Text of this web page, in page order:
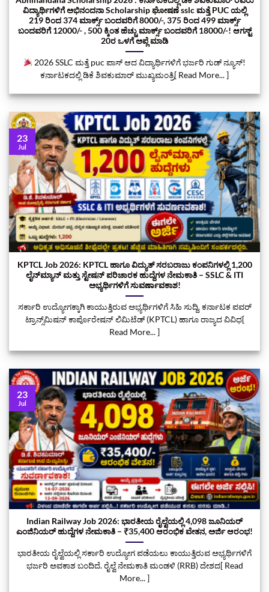
ವಿದ್ಯಾರ್ಥಿಗಳಿಗೆ ಅಭಿನಂದನಾ Scholarship ಘೋಷಣೆ sslc ಮತ್ತೆ PUC ಯಲ್ಲಿ
219 ರಿಂದ 374 ಮಾರ್ಕ್ಸ್‌ ಬಂದವರಿಗೆ 8000/-, 375 ರಿಂದ 499 ಮಾರ್ಕ್ಸ್‌
ಬಂದವರಿಗೆ 12000/- , 500 ಕ್ಕಿಂತ ಹೆಚ್ಚು ಮಾರ್ಕ್ಸ್‌ ಬಂದವರಿಗೆ 18000/-! ಆಗಸ್ಟ್‌
20ರ ಒಳಗೆ ಅಪ್ಲೆ ಮಾಡಿ
2026 SSLC ಮತ್ತೆ puc ಪಾಸ್ ಆದ ವಿದ್ಯಾರ್ಥಿಗಳಿಗೆ ಭರ್ಜರಿ ಗುಡ್ ನ್ಯೂಸ್!
ಕರ್ನಾಟಕದಲ್ಲಿ ಡಿಕೆ ಶಿವಕುಮಾರ್‌ ಮುಖ್ಯಮಂತ್ರಿ[ Read More... ]
KPTCL Job 2026: KPTCL ಹಾಗೂ ವಿದ್ಯುತ್ ಸರಬರಾಜು ಕಂಪನಿಗಳಲ್ಲಿ 1,200
ಲೈನ್‌ಮ್ಯಾನ್‌ ಮತ್ತು ಸ್ಟೇಷನ್ ಪರಿಚಾರಕ ಹುದ್ದೆಗಳ ನೇಮಕಾತಿ – SSLC & ITI
ಅಭ್ಯರ್ಥಿಗಳಿಗೆ ಸುವರ್ಣಾವಕಾಶ!
ಸರ್ಕಾರಿ ಉದ್ಯೋಗಕ್ಕಾಗಿ ಕಾಯುತ್ತಿರುವ ಅಭ್ಯರ್ಥಿಗಳಿಗೆ ಸಿಹಿ ಸುದ್ದಿ. ಕರ್ನಾಟಕ ಪವರ್
ಟ್ರಾನ್ಸ್‌ಮಿಷನ್ ಕಾರ್ಪೊರೇಷನ್ ಲಿಮಿಟೆಡ್ (KPTCL) ಹಾಗೂ ರಾಜ್ಯದ ವಿವಿಧ[
Read More... ]
23
Jul
Indian Railway Job 2026: ಭಾರತೀಯ ರೈಲ್ವೆಯಲ್ಲಿ 4,098 ಜೂನಿಯರ್
ಎಂಜಿನಿಯರ್ ಹುದ್ದೆಗಳ ನೇಮಕಾತಿ – ₹35,400 ಆರಂಭಿಕ ವೇತನ, ಅರ್ಜಿ ಆರಂಭ!
ಭಾರತೀಯ ರೈಲ್ವೆಯಲ್ಲಿ ಸರ್ಕಾರಿ ಉದ್ಯೋಗ ಪಡೆಯಲು ಕಾಯುತ್ತಿರುವ ಅಭ್ಯರ್ಥಿಗಳಿಗೆ
ಭರ್ಜರಿ ಅವಕಾಶ ಬಂದಿದೆ. ರೈಲ್ವೆ ನೇಮಕಾತಿ ಮಂಡಳಿ (RRB) ದೇಶದ[ Read
More... ]
23
Jul